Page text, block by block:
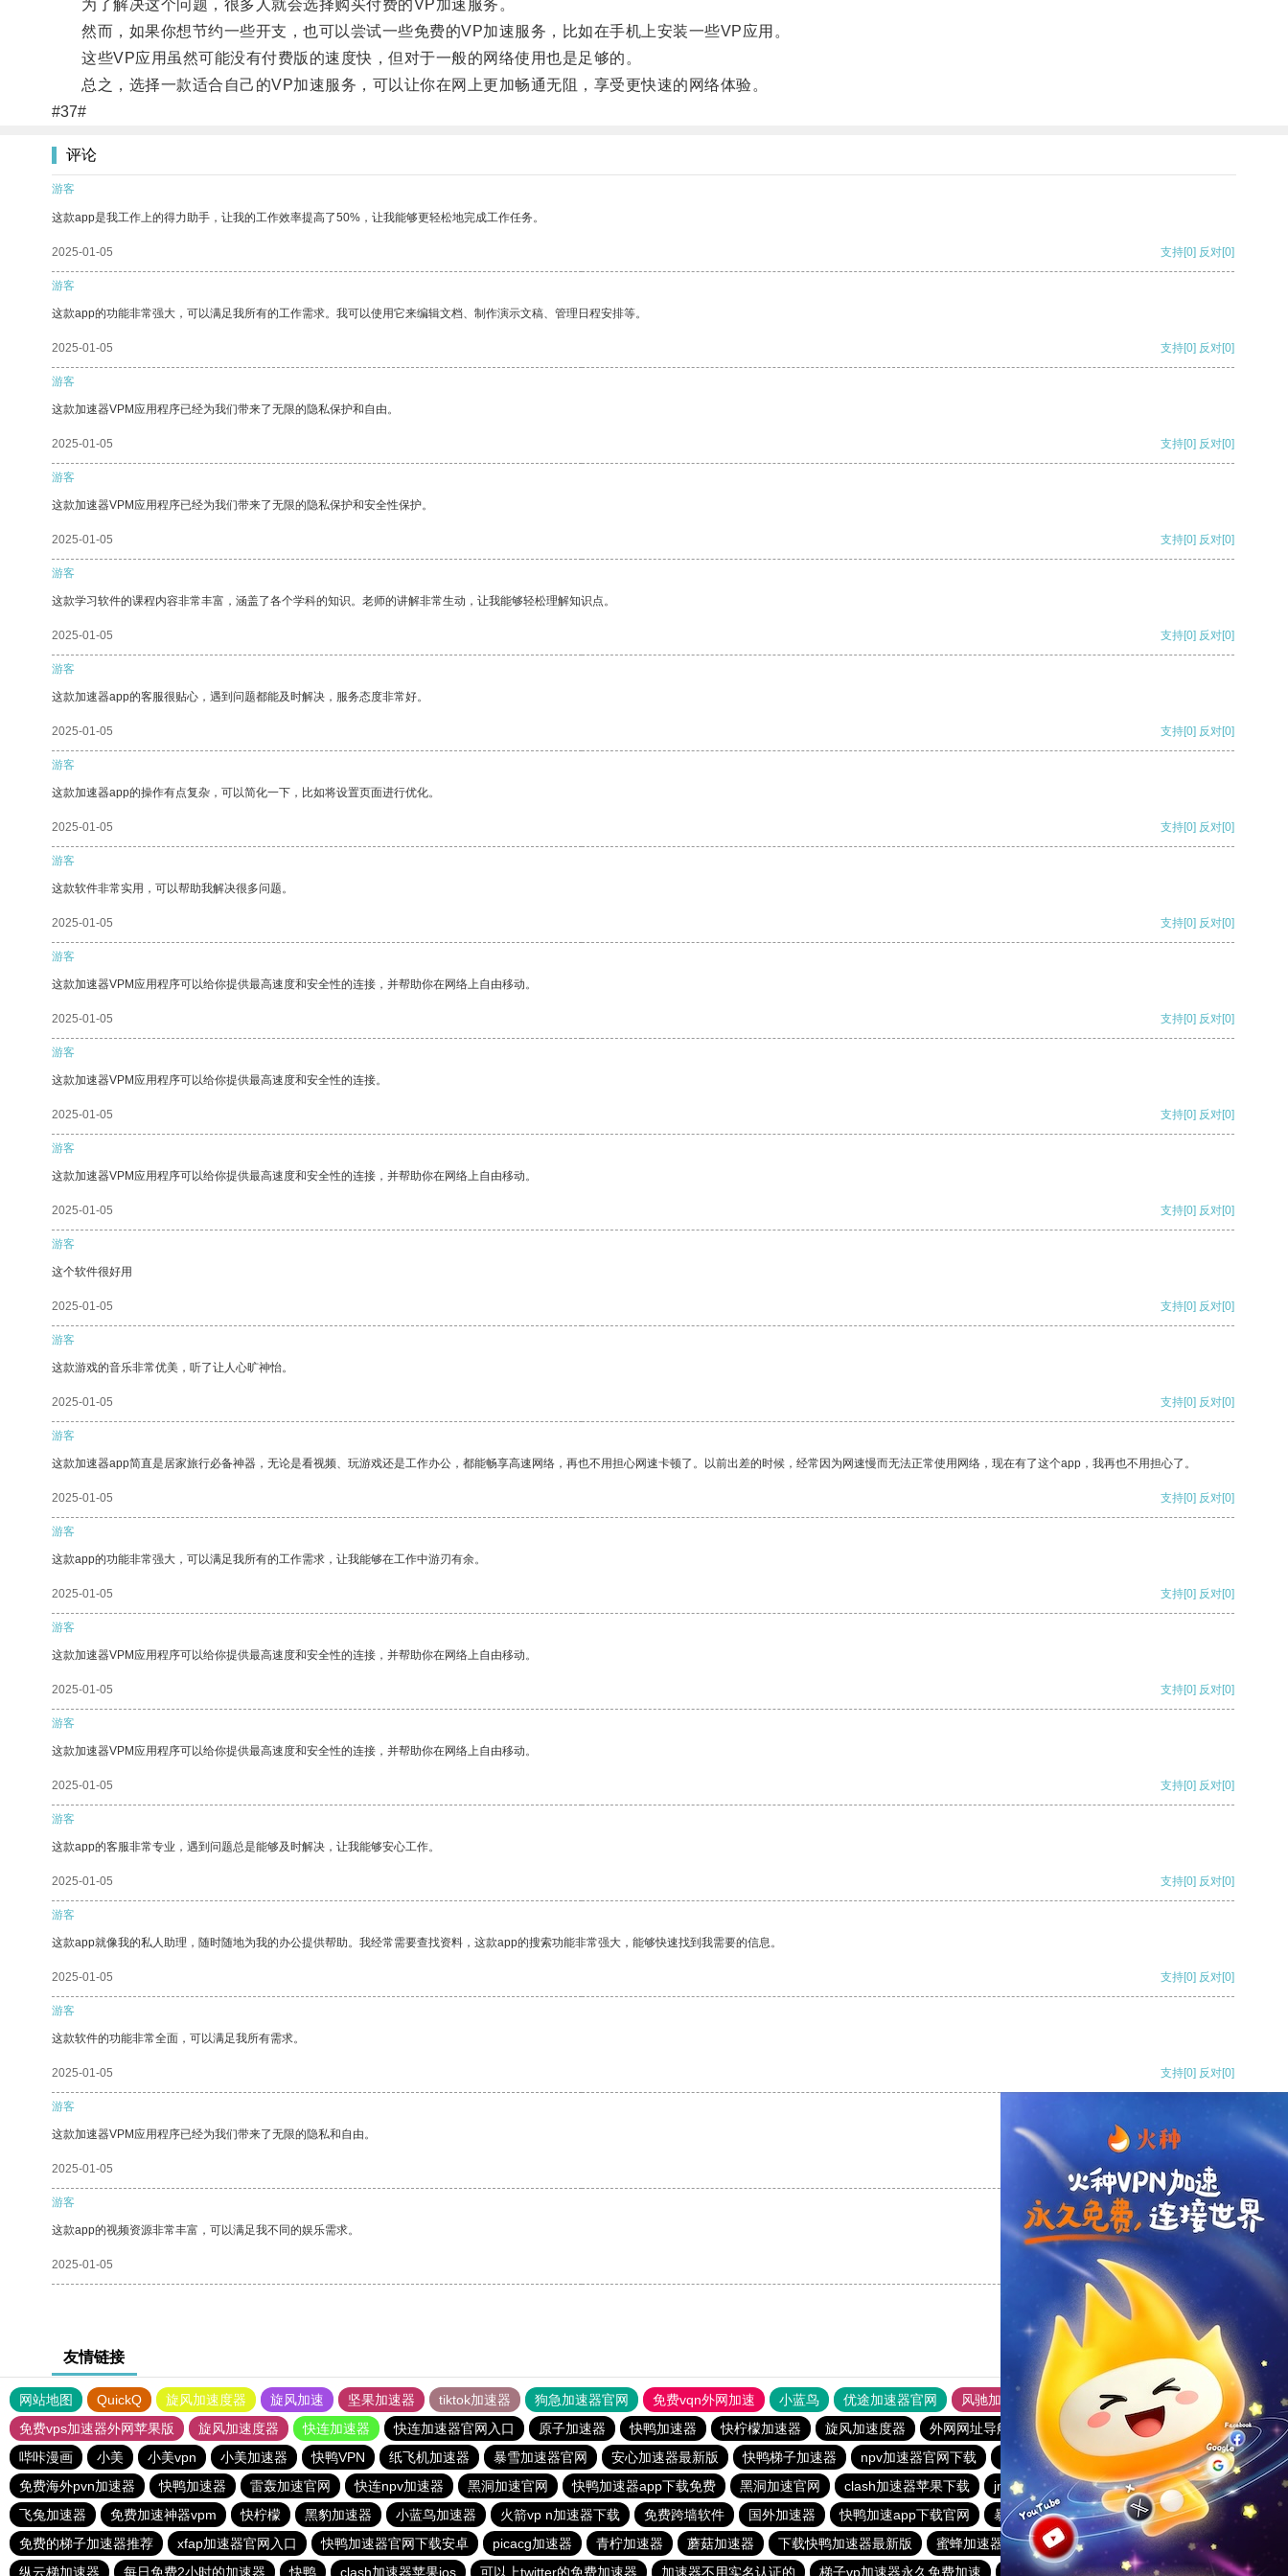
为了解决这个问题，很多人就会选择购买付费的VP加速服务。
然而，如果你想节约一些开支，也可以尝试一些免费的VP加速服务，比如在手机上安装一些VP应用。
这些VP应用虽然可能没有付费版的速度快，但对于一般的网络使用也是足够的。
总之，选择一款适合自己的VP加速服务，可以让你在网上更加畅通无阻，享受更快速的网络体验。
#37#
评论
游客
这款app是我工作上的得力助手，让我的工作效率提高了50%，让我能够更轻松地完成工作任务。
2025-01-05 支持[0] 反对[0]
游客
这款app的功能非常强大，可以满足我所有的工作需求。我可以使用它来编辑文档、制作演示文稿、管理日程安排等。
2025-01-05 支持[0] 反对[0]
游客
这款加速器VPM应用程序已经为我们带来了无限的隐私保护和自由。
2025-01-05 支持[0] 反对[0]
游客
这款加速器VPM应用程序已经为我们带来了无限的隐私保护和安全性保护。
2025-01-05 支持[0] 反对[0]
游客
这款学习软件的课程内容非常丰富，涵盖了各个学科的知识。老师的讲解非常生动，让我能够轻松理解知识点。
2025-01-05 支持[0] 反对[0]
游客
这款加速器app的客服很贴心，遇到问题都能及时解决，服务态度非常好。
2025-01-05 支持[0] 反对[0]
游客
这款加速器app的操作有点复杂，可以简化一下，比如将设置页面进行优化。
2025-01-05 支持[0] 反对[0]
游客
这款软件非常实用，可以帮助我解决很多问题。
2025-01-05 支持[0] 反对[0]
游客
这款加速器VPM应用程序可以给你提供最高速度和安全性的连接，并帮助你在网络上自由移动。
2025-01-05 支持[0] 反对[0]
游客
这款加速器VPM应用程序可以给你提供最高速度和安全性的连接。
2025-01-05 支持[0] 反对[0]
游客
这款加速器VPM应用程序可以给你提供最高速度和安全性的连接，并帮助你在网络上自由移动。
2025-01-05 支持[0] 反对[0]
游客
这个软件很好用
2025-01-05 支持[0] 反对[0]
游客
这款游戏的音乐非常优美，听了让人心旷神怡。
2025-01-05 支持[0] 反对[0]
游客
这款加速器app简直是居家旅行必备神器，无论是看视频、玩游戏还是工作办公，都能畅享高速网络，再也不用担心网速卡顿了。以前出差的时候，经常因为网速慢而无法正常使用网络，现在有了这个app，我再也不用担心了。
2025-01-05 支持[0] 反对[0]
游客
这款app的功能非常强大，可以满足我所有的工作需求，让我能够在工作中游刃有余。
2025-01-05 支持[0] 反对[0]
游客
这款加速器VPM应用程序可以给你提供最高速度和安全性的连接，并帮助你在网络上自由移动。
2025-01-05 支持[0] 反对[0]
游客
这款加速器VPM应用程序可以给你提供最高速度和安全性的连接，并帮助你在网络上自由移动。
2025-01-05 支持[0] 反对[0]
游客
这款app的客服非常专业，遇到问题总是能够及时解决，让我能够安心工作。
2025-01-05 支持[0] 反对[0]
游客
这款app就像我的私人助理，随时随地为我的办公提供帮助。我经常需要查找资料，这款app的搜索功能非常强大，能够快速找到我需要的信息。
2025-01-05 支持[0] 反对[0]
游客
这款软件的功能非常全面，可以满足我所有需求。
2025-01-05 支持[0] 反对[0]
游客
这款加速器VPM应用程序已经为我们带来了无限的隐私和自由。
2025-01-05 支持 反对
游客
这款app的视频资源非常丰富，可以满足我不同的娱乐需求。
2025-01-05 [0]
友情链接
网站地图 QuickQ 旋风加速度器 旋风加速 坚果加速器 tiktok加速器 狗急加速器官网 免费vqn外网加速 小蓝鸟 优途加速器官网 风驰加速器
旋风加速器
免费vps加速器外网苹果版
旋风加速度器 快连加速器 快连加速器官网入口 原子加速器 快鸭加速器 快柠檬加速器 旋风加速度器 外网网址导航 软件中心 雷霆加速
狂飙加速器
哔咔漫画
小美 小美vpn 小美加速器 快鸭VPN 纸飞机加速器 暴雪加速器官网 安心加速器最新版 快鸭梯子加速器 npv加速器官网下载 原子加速器app下载官网免费
pigcha
免费海外pvn加速器
快鸭加速器 雷轰加速官网 快连npv加速器 黑洞加速官网 快鸭加速器app下载免费 黑洞加速官网 clash加速器苹果下载 jm加速器推荐
永久免费vqn加速外网
飞兔加速器
免费加速神器vpm 快柠檬 黑豹加速器 小蓝鸟加速器 火箭vp n加速器下载 免费跨墙软件 国外加速器 快鸭加速app下载官网 暴风加速器
快鸭梯子加速器
免费的梯子加速器推荐
xfap加速器官网入口 快鸭加速器官网下载安卓 picacg加速器 青柠加速器 蘑菇加速器 下载快鸭加速器最新版 蜜蜂加速器
黑洞加速器下载永久免费版
纵云梯加速器
每日免费2小时的加速器 快鸭 clash加速器苹果ios 可以上twitter的免费加速器 加速器不用实名认证的 梯子vp加速器永久免费加速 快鸭加速器下载官网苹果 极光vp 官网